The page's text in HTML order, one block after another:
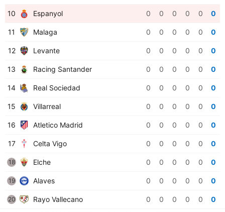
10 Espanyol 0 0 0 0 0 0
11 Malaga 0 0 0 0 0 0
12 Levante 0 0 0 0 0 0
13 Racing Santander 0 0 0 0 0 0
14 Real Sociedad 0 0 0 0 0 0
15 Villarreal 0 0 0 0 0 0
16 Atletico Madrid 0 0 0 0 0 0
17 Celta Vigo 0 0 0 0 0 0
18 Elche 0 0 0 0 0 0
19 Alaves 0 0 0 0 0 0
20 Rayo Vallecano 0 0 0 0 0 0